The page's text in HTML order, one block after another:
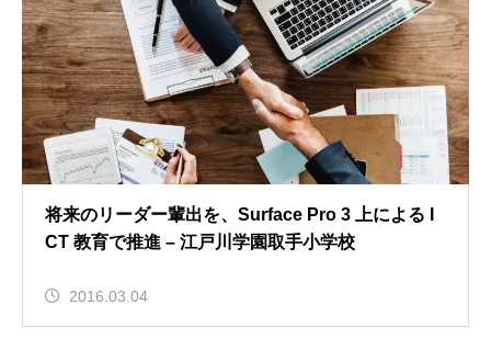
将来のリーダー輩出を、Surface Pro 3 上による I
CT 教育で推進 – 江戸川学園取手小学校
2016.03.04